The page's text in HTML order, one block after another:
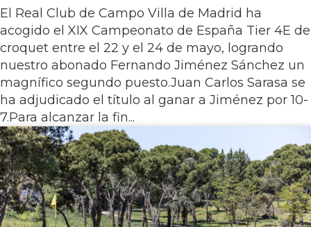
El Real Club de Campo Villa de Madrid ha
acogido el XIX Campeonato de España Tier 4E de
croquet entre el 22 y el 24 de mayo, logrando
nuestro abonado Fernando Jiménez Sánchez un
magnífico segundo puesto.Juan Carlos Sarasa se
ha adjudicado el título al ganar a Jiménez por 10-
7.Para alcanzar la fin...